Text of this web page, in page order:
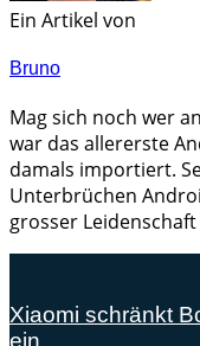
Ein Artikel von
Bruno
Mag sich noch wer
war das allererste
damals importiert.
Unterbrüchen
grosser
Xiaomi schränkt
ein